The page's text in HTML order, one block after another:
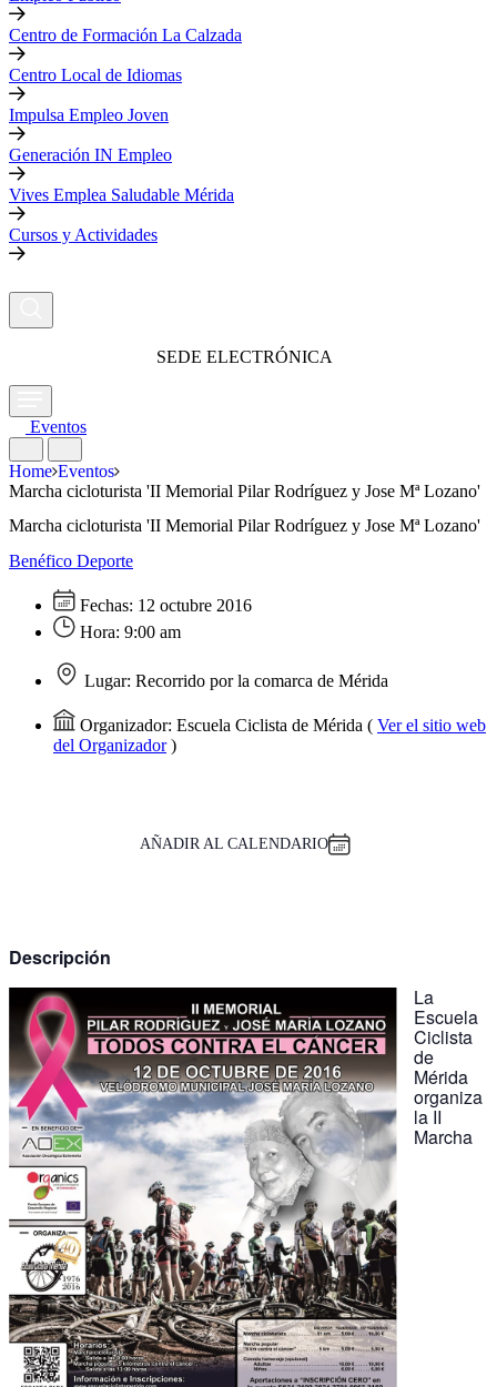
Centro de Formación La Calzada
Centro Local de Idiomas
Impulsa Empleo Joven
Generación IN Empleo
Vives Emplea Saludable Mérida
Cursos y Actividades
SEDE ELECTRÓNICA
Eventos
Home Eventos
Marcha cicloturista 'II Memorial Pilar Rodríguez y Jose Mª Lozano'
Marcha cicloturista 'II Memorial Pilar Rodríguez y Jose Mª Lozano'
Benéfico Deporte
Fechas: 12 octubre 2016
Hora: 9:00 am
Lugar: Recorrido por la comarca de Mérida
Organizador: Escuela Ciclista de Mérida ( Ver el sitio web
del Organizador)
AÑADIR AL CALENDARIO
Descripción
La
Escuela
Ciclista
de
Mérida
organiza
la II
Marcha